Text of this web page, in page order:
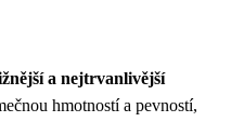
a nejtrvanlivější
hmotností a pevností,